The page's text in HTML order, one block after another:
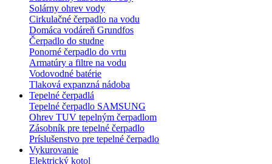
Solárny ohrev vody
Cirkulačné čerpadlo na vodu
Domáca vodáreň Grundfos
Čerpadlo do studne
Ponorné čerpadlo do vrtu
Armatúry a filtre na vodu
Vodovodné batérie
Tlaková expanzná nádoba
Tepelné čerpadlá
Tepelné čerpadlo SAMSUNG
Ohrev TUV tepelným čerpadlom
Zásobník pre tepelné čerpadlo
Príslušenstvo pre tepelné čerpadlo
Vykurovanie
Elektrický kotol